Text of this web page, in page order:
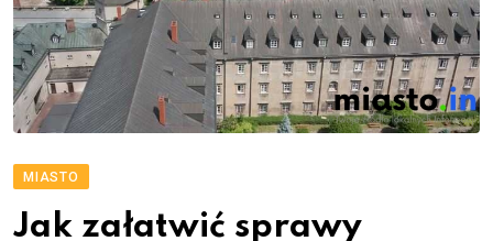
MIASTO
Jak załatwić sprawy